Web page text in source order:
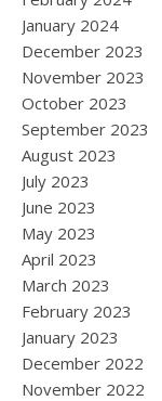
January 2024
December 2023
November 2023
October 2023
September 2023
August 2023
July 2023
June 2023
May 2023
April 2023
March 2023
February 2023
January 2023
December 2022
November 2022